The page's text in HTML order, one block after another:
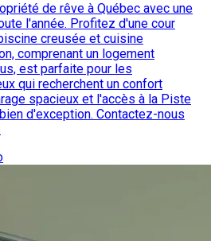
de rêve à Québec avec une
l'année. Profitez d'une cour
creusée et cuisine
comprenant un logement
est parfaite pour les
qui recherchent un confort
spacieux et l'accès à la Piste
d'exception. Contactez-nous